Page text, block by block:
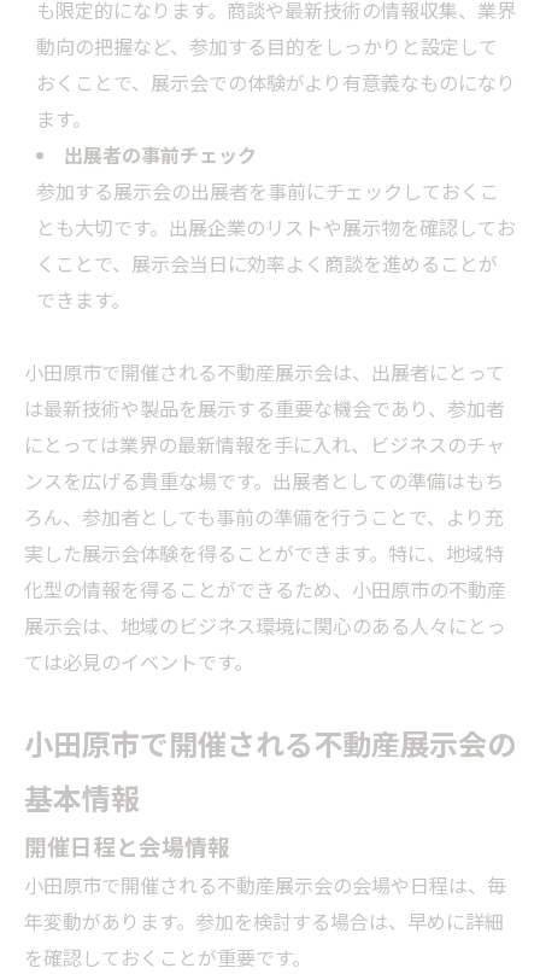
も限定的になります。商談や最新技術の情報収集、業界
動向の把握など、参加する目的をしっかりと設定して
おくことで、展示会での体験がより有意義なものになり
ます。
出展者の事前チェック
参加する展示会の出展者を事前にチェックしておくこ
とも大切です。出展企業のリストや展示物を確認してお
くことで、展示会当日に効率よく商談を進めることが
できます。
小田原市で開催される不動産展示会は、出展者にとって
は最新技術や製品を展示する重要な機会であり、参加者
にとっては業界の最新情報を手に入れ、ビジネスのチャ
ンスを広げる貴重な場です。出展者としての準備はもち
ろん、参加者としても事前の準備を行うことで、より充
実した展示会体験を得ることができます。特に、地域特
化型の情報を得ることができるため、小田原市の不動産
展示会は、地域のビジネス環境に関心のある人々にとっ
ては必見のイベントです。
小田原市で開催される不動産展示会の
基本情報
開催日程と会場情報
小田原市で開催される不動産展示会の会場や日程は、毎
年変動があります。参加を検討する場合は、早めに詳細
を確認しておくことが重要です。